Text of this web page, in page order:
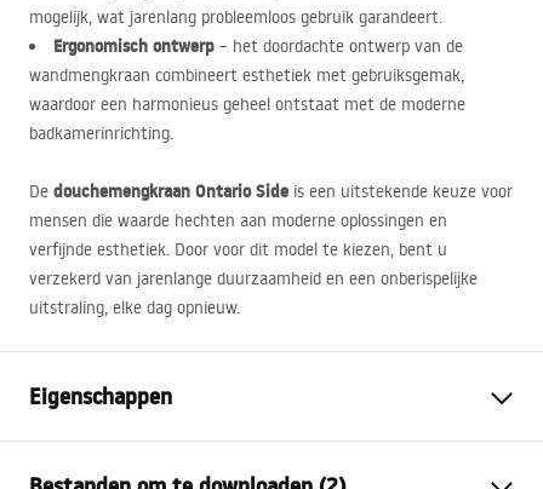
mogelijk, wat jarenlang probleemloos gebruik garandeert.
Ergonomisch ontwerp – het doordachte ontwerp van de
wandmengkraan combineert esthetiek met gebruiksgemak,
waardoor een harmonieus geheel ontstaat met de moderne
badkamerinrichting.
De douchemengkraan Ontario Side is een uitstekende keuze voor
mensen die waarde hechten aan moderne oplossingen en
verfijnde esthetiek. Door voor dit model te kiezen, bent u
verzekerd van jarenlange duurzaamheid en een onberispelijke
uitstraling, elke dag opnieuw.
Eigenschappen